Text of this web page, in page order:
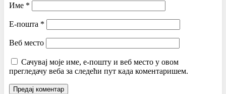
Име *
Е-пошта *
Веб место
Сачувај моје име, е-пошту и веб место у овом
прегледачу веба за следећи пут када коментаришем.